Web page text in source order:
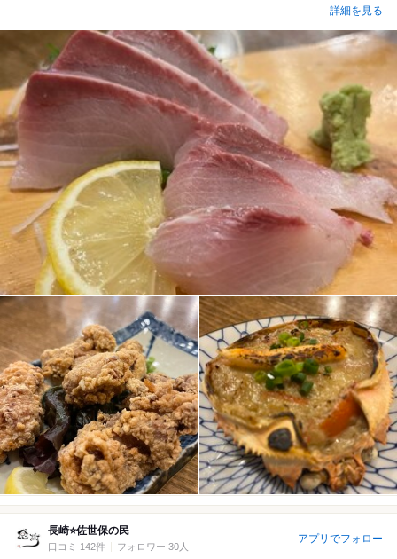
詳細を見る
長崎⭐️佐世保の民
口コミ 142件 フォロワー 30人
アプリでフォロー